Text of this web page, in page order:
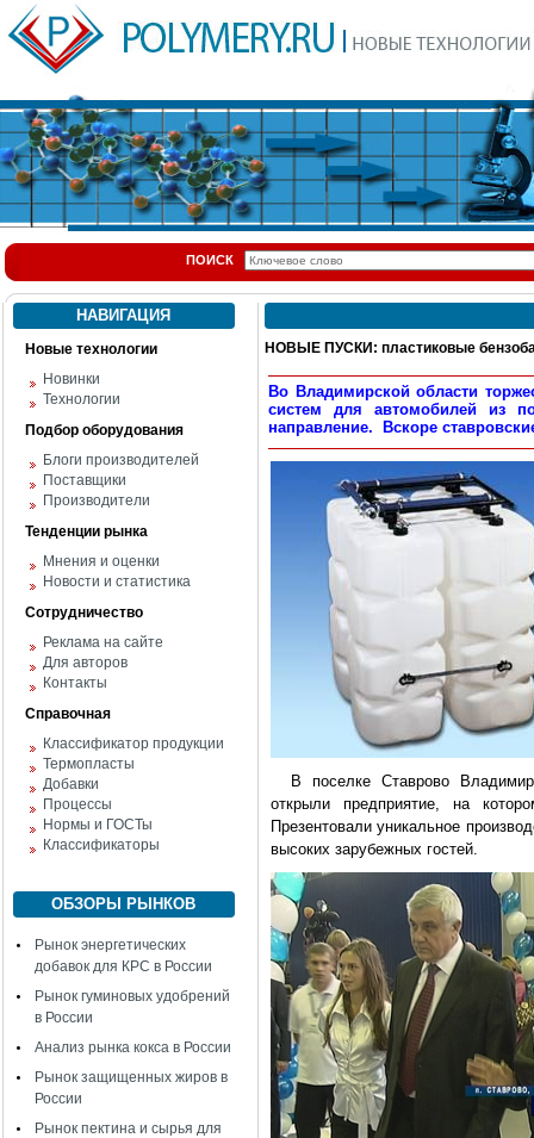
ПОИСК
НАВИГАЦИЯ
Новые технологии
Новинки
Технологии
Подбор оборудования
Блоги производителей
Поставщики
Производители
Тенденции рынка
Мнения и оценки
Новости и статистика
Сотрудничество
Реклама на сайте
Для авторов
Контакты
Справочная
Классификатор продукции
Термопласты
Добавки
Процессы
Нормы и ГОСТы
Классификаторы
ОБЗОРЫ РЫНКОВ
Рынок энергетических
добавок для КРС в России
Рынок гуминовых удобрений
в России
Анализ рынка кокса в России
Рынок защищенных жиров в
России
Рынок пектина и сырья для
НОВЫЕ ПУСКИ: пластиковые
Во Владимирской области
систем для автомобилей из
направление. Вскоре
В поселке Ставрово
открыли предприятие, на
Презентовали уникальное
высоких зарубежных гостей.